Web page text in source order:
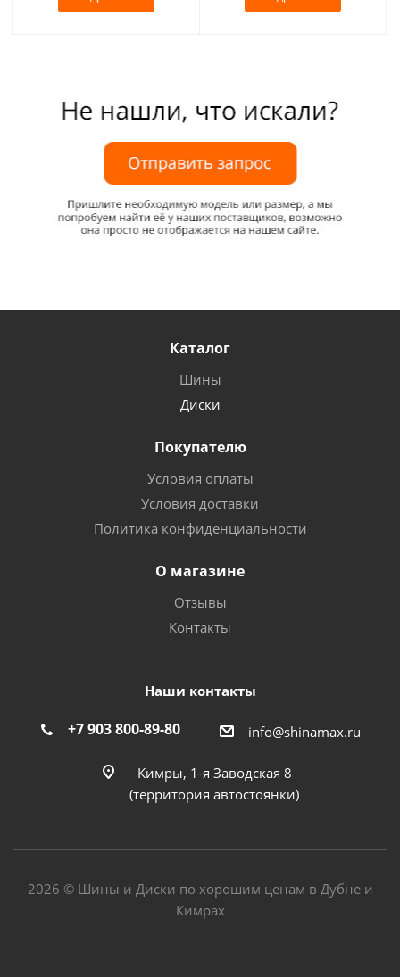
Каталог
Шины
Диски
Покупателю
Условия оплаты
Условия доставки
Политика конфиденциальности
О магазине
Отзывы
Контакты
Наши контакты
+7 903 800-89-80 info@shinamax.ru
Кимры, 1-я Заводская 8
(территория автостоянки)
2026 © Шины и Диски по хорошим ценам в Дубне и
Кимрах